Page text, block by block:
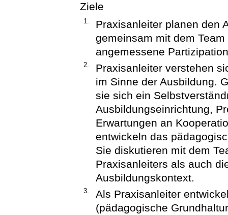
Ziele
1.
Praxisanleiter planen den
gemeinsam mit dem
angemessene
2.
Praxisanleiter verstehen
im Sinne der Ausbildung.
sie sich ein
Ausbildungseinrichtung,
Erwartungen an
entwickeln das
Sie diskutieren mit dem
Praxisanleiters als auch
Ausbildungskontext.
3.
Als Praxisanleiter
(pädagogische